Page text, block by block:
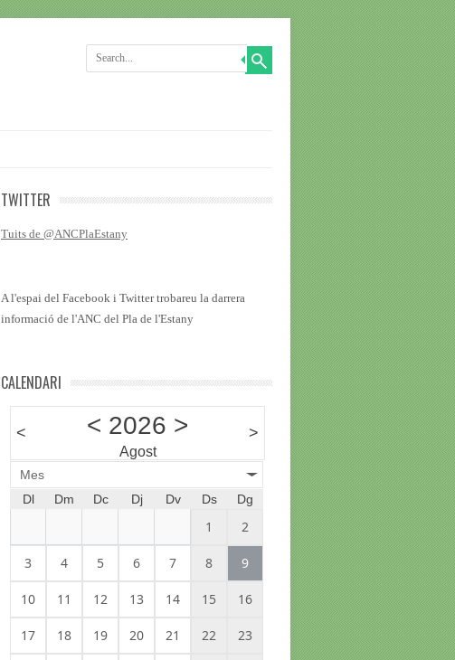
TWITTER
Tuits de @ANCPlaEstany
A l'espai del Facebook i Twitter trobareu la darrera
informació de l'ANC del Pla de l'Estany
CALENDARI
< < 2026 >
Agost
>
Mes
Dl
Dm Dc Dj Dv Ds Dg
1 2
3 4 5 6 7 8 9
10 11 12 13 14 15 16
17 18 19 20 21 22 23